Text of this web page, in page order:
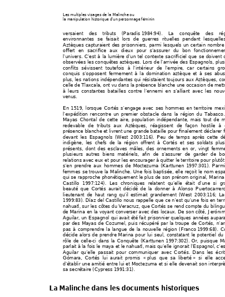
Les multiples visages de la Malinche ou
la manipulation historique d’un personnage féminin
versaient des tributs (Paradis 1984:94). La conquête des
environnantes se faisait lors de guerres rituelles pendant
Aztèques capturaient des prisonniers, parmi lesquels un certain
offert en sacrifice aux dieux pour s’assurer du bon fonctio
l’univers. C’est à la lumière d’un tel contexte sacrificiel que se doivent
observées les conquêtes aztèques. Lors de l’arrivée des Espagnols,
conflits sévissent toutefois à l’intérieur de l’empire, car certains
conquis s’opposent fermement à la domination aztèque et à ses
plus, les nations indépendantes qui résistaient toujours aux Aztèques,
celle de Tlaxcala, ont vu dans la présence blanche une occasion de
à leurs constantes batailles contre l’ennemi en s’alliant avec les
venus.
En 1519, lorsque Cortés s’engage avec ses hommes en territoire
l’expédition rencontre un premier obstacle dans la région du T
Mayas Chontal de cette aire, population indépendante, mais tout de
redevable de tributs aux Aztèques, réagissent de façon hostile
présence blanche et livrent une grande bataille pour finalement déclarer
devant les Espagnols (West 2003:116). Peu de temps après cette
indigène, les chefs de la région offrent à Cortés et ses soldats
présents, dont des esclaves mâles, des ornements en or, vingt
plusieurs autres biens matériels, afin de s’assurer de garder de bo
relations avec eux et pour les encourager à quitter le territoire pour
s’en prendre aux hommes de Moctezuma (Karttunen 1997:301).
femmes se trouve la Malinche. Une fois baptisée, elle reçoit le nom
qui se rapproche phonétiquement le plus de son prénom original,
Castillo 1997:124). Les chroniques relatent qu’elle était d’une si g
beauté que Cortés aurait décidé de la donner à Alonso Puert
lieutenant de haut rang qu’il estimait grandement (West 2003:116;
1999:83). Díaz del Castillo nous rappelle que ce n’est qu’une fois en
nahuatl, sur les côtes du Veracruz, que Cortés se rend compte du
de Marina en la voyant converser avec des locaux. De son côté,
Aguilar, un Espagnol qui avait été fait prisonnier quelques années aupa
par des Mayas de Cozumel, puis récupéré par la troupe de Cortés,
pas à comprendre la langue de la nouvelle région (Franco 1999:68).
décide alors de prendre Marina pour lui seul, constatant le potentiel
rôle de celle-ci dans la Conquête (Karttunen 1997:302). Or, puisque
parlait à la fois le maya et le nahuatl, mais qu’elle ignorait l’Espagnol, c’e
Aguilar qu’elle passait pour communiquer avec Cortés. Dans les
Gómara, Cortés lui aurait promis « plus que sa liberté » si elle
d’établir une amitié entre lui et Moctezuma et si elle devenait son
sa secrétaire (Cypress 1991:31).
La Malinche dans les documents historiques